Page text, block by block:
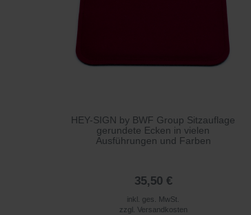
HEY-SIGN by BWF Group Sitzauflage
gerundete Ecken in vielen
Ausführungen und Farben
35,50 €
inkl. ges. MwSt.
zzgl. Versandkosten